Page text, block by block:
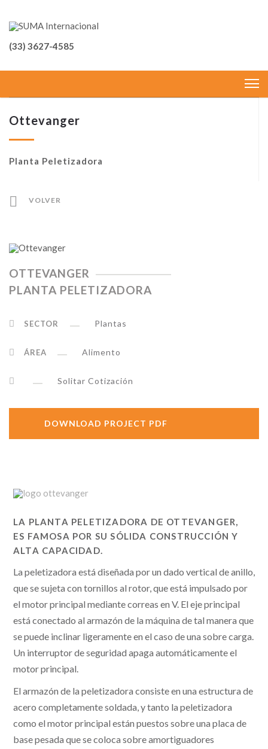
(33) 3627-4585
Ottevanger
Planta Peletizadora
VOLVER
OTTEVANGER
PLANTA PELETIZADORA
SECTOR Plantas
ÁREA Alimento
Solitar Cotización
DOWNLOAD PROJECT PDF
LA PLANTA PELETIZADORA DE OTTEVANGER,
ES FAMOSA POR SU SÓLIDA CONSTRUCCIÓN Y
ALTA CAPACIDAD.
La peletizadora está diseñada por un dado vertical de anillo,
que se sujeta con tornillos al rotor, que está impulsado por
el motor principal mediante correas en V. El eje principal
está conectado al armazón de la máquina de tal manera que
se puede inclinar ligeramente en el caso de una sobre carga.
Un interruptor de seguridad apaga automáticamente el
motor principal.
El armazón de la peletizadora consiste en una estructura de
acero completamente soldada, y tanto la peletizadora
como el motor principal están puestos sobre una placa de
base pesada que se coloca sobre amortiguadores